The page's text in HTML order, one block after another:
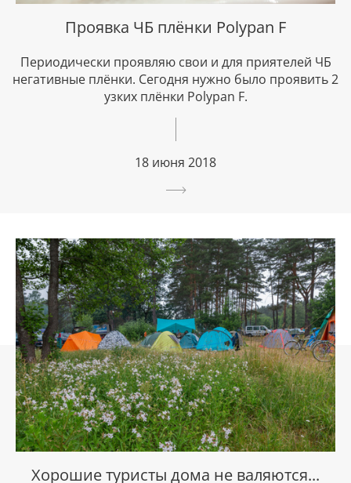
Проявка ЧБ плёнки Polypan F
Периодически проявляю свои и для приятелей ЧБ
негативные плёнки. Сегодня нужно было проявить 2
узких плёнки Polypan F.
18 июня 2018
Хорошие туристы дома не валяются...